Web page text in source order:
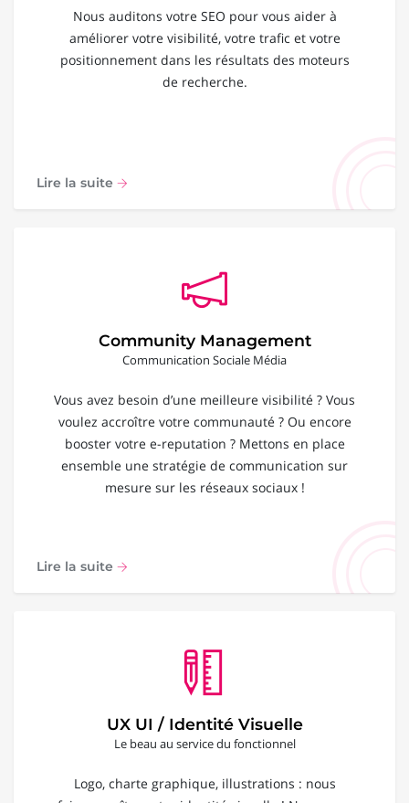
Nous auditons votre SEO pour vous aider à
améliorer votre visibilité, votre trafic et votre
positionnement dans les résultats des moteurs
de recherche.
Lire la suite
Community Management
Communication Sociale Média
Vous avez besoin d’une meilleure visibilité ? Vous
voulez accroître votre communauté ? Ou encore
booster votre e-reputation ? Mettons en place
ensemble une stratégie de communication sur
mesure sur les réseaux sociaux !
Lire la suite
UX UI / Identité Visuelle
Le beau au service du fonctionnel
Logo, charte graphique, illustrations : nous